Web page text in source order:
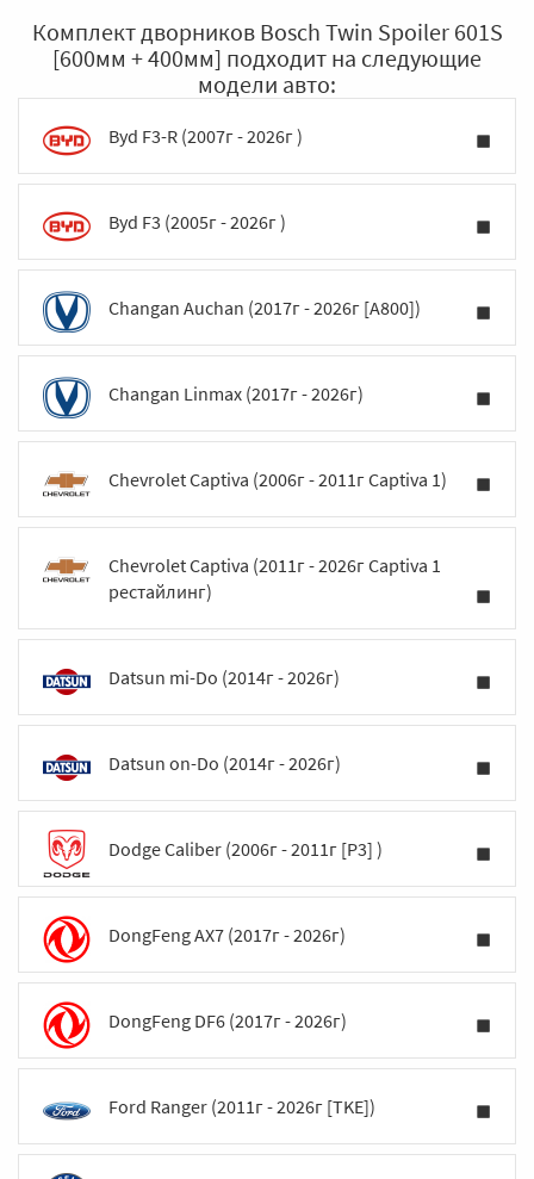
Комплект дворников Bosch Twin Spoiler 601S
[600мм + 400мм] подходит на следующие
модели авто:
Byd F3-R (2007г - 2026г )
Byd F3 (2005г - 2026г )
Changan Auchan (2017г - 2026г [A800])
Changan Linmax (2017г - 2026г)
Chevrolet Captiva (2006г - 2011г Captiva 1)
Chevrolet Captiva (2011г - 2026г Captiva 1
рестайлинг)
Datsun mi-Do (2014г - 2026г)
Datsun on-Do (2014г - 2026г)
Dodge Caliber (2006г - 2011г [P3] )
DongFeng AX7 (2017г - 2026г)
DongFeng DF6 (2017г - 2026г)
Ford Ranger (2011г - 2026г [TKE])